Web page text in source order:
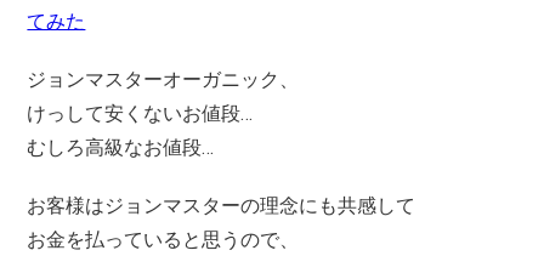
てみた
ジョンマスターオーガニック、
けっして安くないお値段…
むしろ高級なお値段…
お客様はジョンマスターの理念にも共感して
お金を払っていると思うので、